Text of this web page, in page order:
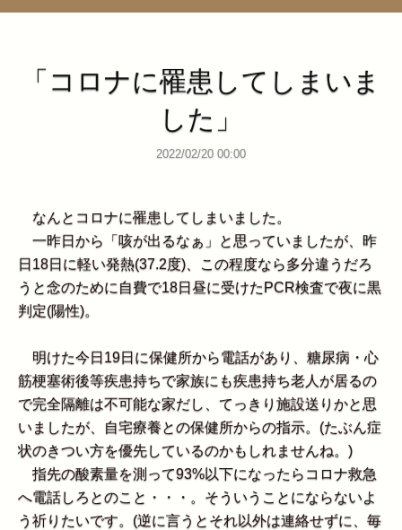
「コロナに罹患してしまいま
した」
2022/02/20 00:00
なんとコロナに罹患してしまいました。
一昨日から「咳が出るなぁ」と思っていましたが、昨
日18日に軽い発熱(37.2度)、この程度なら多分違うだろ
うと念のために自費で18日昼に受けたPCR検査で夜に黒
判定(陽性)。
明けた今日19日に保健所から電話があり、糖尿病・心
筋梗塞術後等疾患持ちで家族にも疾患持ち老人が居るの
で完全隔離は不可能な家だし、てっきり施設送りかと思
いましたが、自宅療養との保健所からの指示。(たぶん症
状のきつい方を優先しているのかもしれませんね。)
指先の酸素量を測って93%以下になったらコロナ救急
へ電話しろとのこと・・・。そういうことにならないよ
う祈りたいです。(逆に言うとそれ以外は連絡せずに、毎